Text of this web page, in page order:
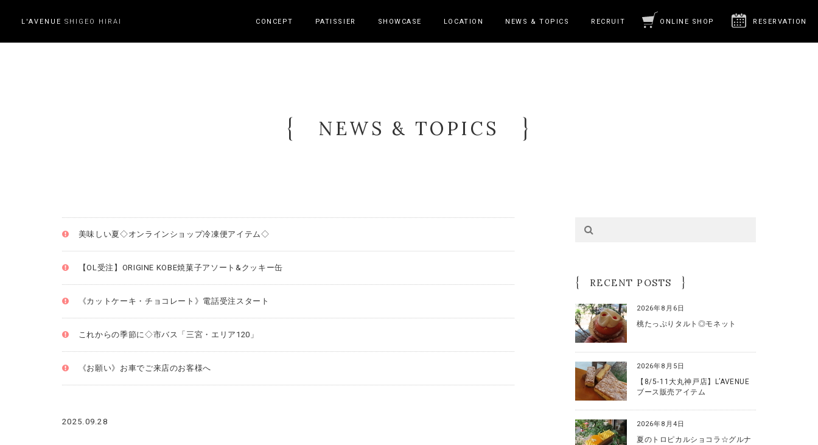
L'AVENUE SHIGEO HIRAI CONCEPT PATISSIER SHOWCASE LOCATION NEWS & TOPICS RECRUIT ONLINE SHOP RESERVATION
NEWS & TOPICS
美味しい夏◇オンラインショップ冷凍便アイテム◇
【OL受注】ORIGINE KOBE焼菓子アソート&クッキー缶
《カットケーキ・チョコレート》電話受注スタート
これからの季節に◇市バス「三宮・エリア120」
《お願い》お車でご来店のお客様へ
2025.09.28
RECENT POSTS
桃たっぷりタルト◎モネット
2026年8月6日
【8/5‐11大丸神戸店】L’AVENUE
ブース販売アイテム
2026年8月5日
夏のトロピカルショコラ☆グルナ
2026年8月4日